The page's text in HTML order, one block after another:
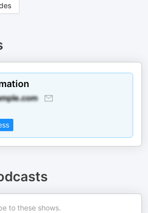
to these shows.